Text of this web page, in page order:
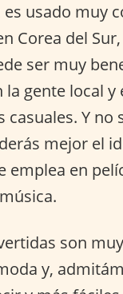
es usado muy
Corea del
ser muy
la gente local y
casuales. Y no
mejor el
emplea en
son
y,